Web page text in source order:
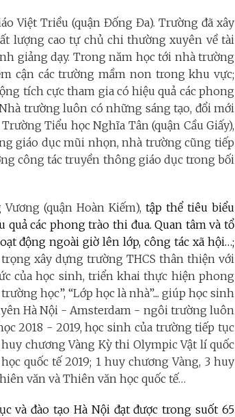
Việt Triều (quận Đống Đa). Trường đã xây
lượng cao tự chủ chi thường xuyên về tài
giảng dạy. Trong năm học tới nhà trường
cận các trường mầm non trong khu vực;
tích cực tham gia có hiệu quả các phong
trường luôn có những sáng tạo, đổi mới
Tiểu học Nghĩa Tân (quận Cầu Giấy),
giáo dục mũi nhọn, nhà trường cũng tiếp
công tác truyền thông giáo dục trong bối
(quận Hoàn Kiếm), tập thể tiêu biểu
quả các phong trào thi đua. Quan tâm và tổ
động ngoài giờ lên lớp, công tác xã hội…;
xây dựng trường THCS thân thiện với
của học sinh, triển khai thực hiện phong
học”, “Lớp học là nhà”.... giúp học sinh
Hà Nội - Amsterdam - ngôi trường luôn
2018 - 2019, học sinh của trường tiếp tục
chương Vàng Kỳ thi Olympic Vật lí quốc
quốc tế 2019; 1 huy chương Vàng, 3 huy
văn và Thiên văn học quốc tế…
và đào tạo Hà Nội đạt được trong suốt 65